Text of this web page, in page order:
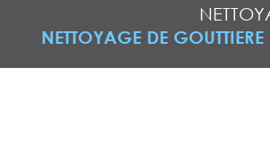
NETTOYAGE DE GOUTTIERE